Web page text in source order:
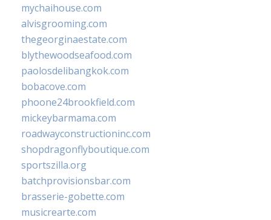
mychaihouse.com
alvisgrooming.com
thegeorginaestate.com
blythewoodseafood.com
paolosdelibangkok.com
bobacove.com
phoone24brookfield.com
mickeybarmama.com
roadwayconstructioninc.com
shopdragonflyboutique.com
sportszilla.org
batchprovisionsbar.com
brasserie-gobette.com
musicrearte.com